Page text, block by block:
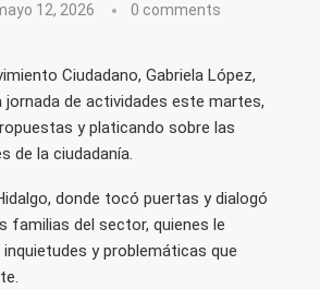
12, 2026 0 comments
Ciudadano, Gabriela López,
de actividades este martes,
y platicando sobre las
de la ciudadanía.
donde tocó puertas y dialogó
familias del sector, quienes le
y problemáticas que